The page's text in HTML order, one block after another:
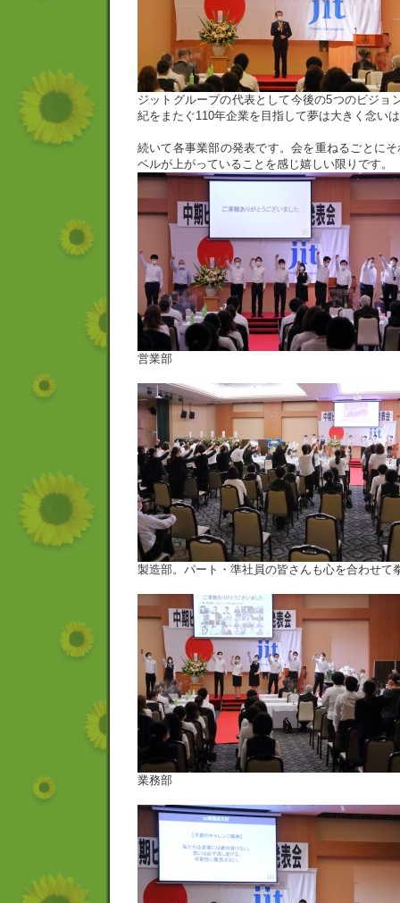
ジットグループの代表として今後の5つのビジョ
紀をまたぐ110年企業を目指して夢は大きく念い
続いて各事業部の発表です。会を重ねるごとに
ベルが上がっていることを感じ嬉しい限りです。
営業部
製造部。パート・準社員の皆さんも心を合わせて
業務部